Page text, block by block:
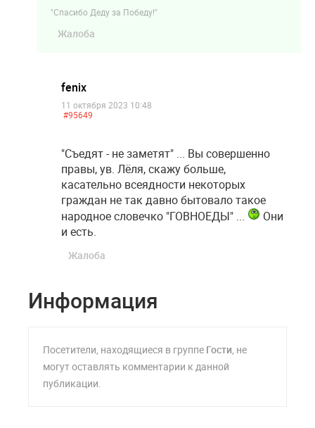
"Спасибо Деду за Победу!"
Жалоба
fenix
11 октября 2023 10:48
#95649
"Съедят - не заметят" ... Вы совершенно
правы, ув. Лёля, скажу больше,
касательно всеядности некоторых
граждан не так давно бытовало такое
народное словечко "ГОВНОЕДЫ" ...
Они
и есть.
Жалоба
Информация
Посетители, находящиеся в группе Гости, не
могут оставлять комментарии к данной
публикации.